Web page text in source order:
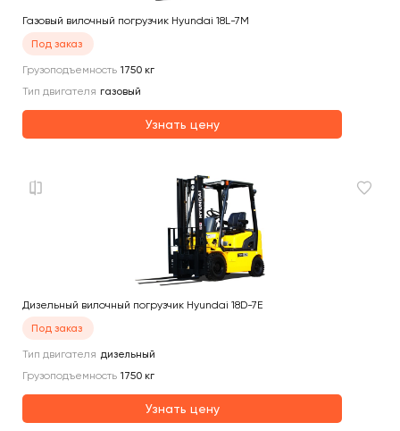
Газовый вилочный погрузчик Hyundai 18L-7M
Под заказ
Грузоподъемность 1750 кг
Тип двигателя газовый
Узнать цену
Дизельный вилочный погрузчик Hyundai 18D-7E
Под заказ
Тип двигателя дизельный
Грузоподъемность 1750 кг
Узнать цену